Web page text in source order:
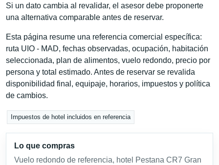
Si un dato cambia al revalidar, el asesor debe proponerte
una alternativa comparable antes de reservar.
Esta página resume una referencia comercial específica:
ruta UIO - MAD, fechas observadas, ocupación, habitación
seleccionada, plan de alimentos, vuelo redondo, precio por
persona y total estimado. Antes de reservar se revalida
disponibilidad final, equipaje, horarios, impuestos y política
de cambios.
Impuestos de hotel incluidos en referencia
Lo que compras
Vuelo redondo de referencia, hotel Pestana CR7 Gran